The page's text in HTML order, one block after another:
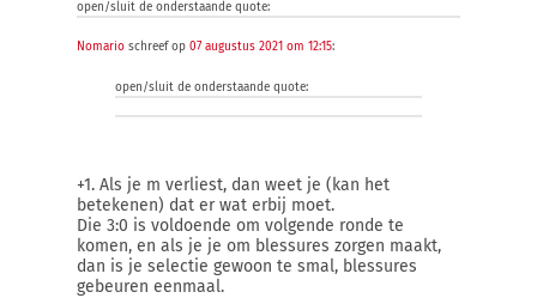
open/sluit de onderstaande quote:
Nomario schreef op 07 augustus 2021 om 12:15:
open/sluit de onderstaande quote:
+1. Als je m verliest, dan weet je (kan het
betekenen) dat er wat erbij moet.
Die 3:0 is voldoende om volgende ronde te
komen, en als je je om blessures zorgen maakt,
dan is je selectie gewoon te smal, blessures
gebeuren eenmaal.